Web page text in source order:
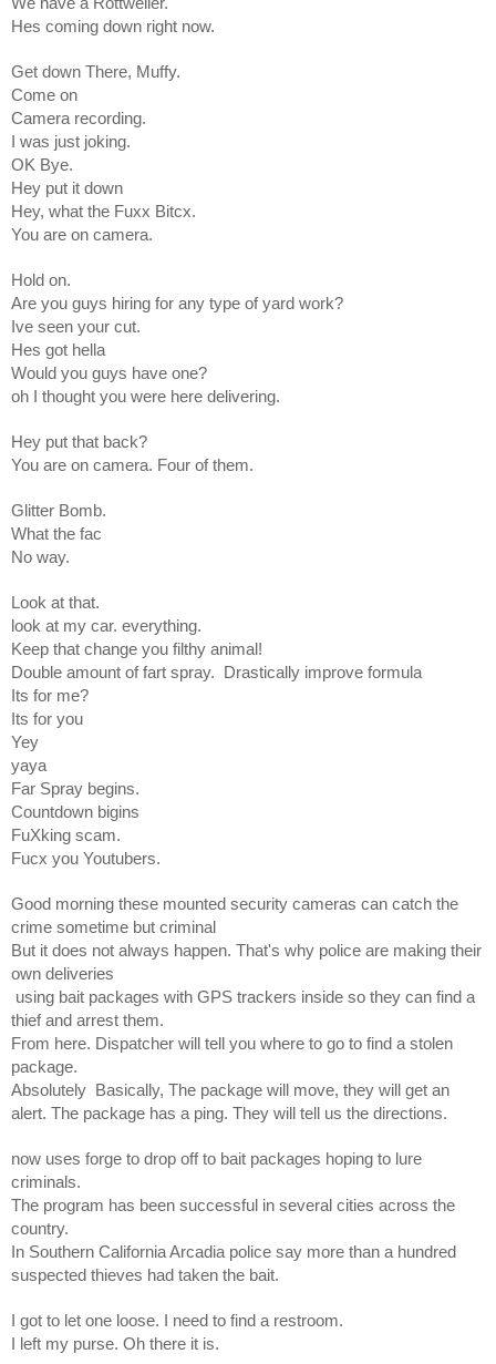
We have a Rottweiler.
Hes coming down right now.
Get down There, Muffy.
Come on
Camera recording.
I was just joking.
OK Bye.
Hey put it down
Hey, what the Fuxx Bitcx.
You are on camera.
Hold on.
Are you guys hiring for any type of yard work?
Ive seen your cut.
Hes got hella
Would you guys have one?
oh I thought you were here delivering.
Hey put that back?
You are on camera. Four of them.
Glitter Bomb.
What the fac
No way.
Look at that.
look at my car. everything.
Keep that change you filthy animal!
Double amount of fart spray. Drastically improve formula
Its for me?
Its for you
Yey
yaya
Far Spray begins.
Countdown bigins
FuXking scam.
Fucx you Youtubers.
Good morning these mounted security cameras can catch the
crime sometime but criminal
But it does not always happen. That's why police are making their
own deliveries
using bait packages with GPS trackers inside so they can find a
thief and arrest them.
From here. Dispatcher will tell you where to go to find a stolen
package.
Absolutely Basically, The package will move, they will get an
alert. The package has a ping. They will tell us the directions.
now uses forge to drop off to bait packages hoping to lure
criminals.
The program has been successful in several cities across the
country.
In Southern California Arcadia police say more than a hundred
suspected thieves had taken the bait.
I got to let one loose. I need to find a restroom.
I left my purse. Oh there it is.